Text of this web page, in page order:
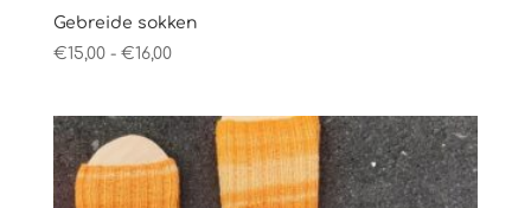
Gebreide sokken
€15,00 - €16,00Prijsklasse:
€16,00